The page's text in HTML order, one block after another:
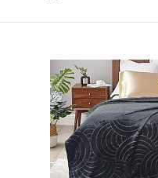
Купить в 1 клик
В избранное